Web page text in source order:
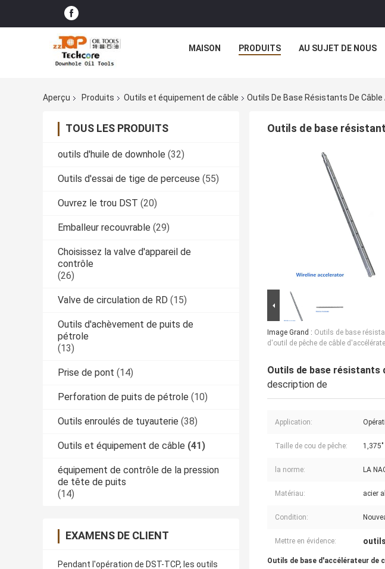
MAISON PRODUITS AU SUJET DE NOUS
Aperçu Produits Outils et équipement de câble Outils De Base Résistants De
TOUS LES PRODUITS
outils d'huile de downhole (32)
Outils d'essai de tige de perceuse (55)
Ouvrez le trou DST (20)
Emballeur recouvrable (29)
Choisissez la valve d'appareil de
contrôle
(26)
Valve de circulation de RD (15)
Outils d'achèvement de puits de
pétrole
(13)
Prise de pont (14)
Perforation de puits de pétrole (10)
Outils enroulés de tuyauterie (38)
Outils et équipement de câble (41)
équipement de contrôle de la pression
de tête de puits
(14)
EXAMENS DE CLIENT
Pendant l'opération de DST-TCP, les outils
Outils de base
Image Grand : Outils de base
d'outil de pêche de câble
Outils de base résistants
description de
Application:
Taille de cou de pêche: 1,375"
la norme: LA
Matériau: acier
Condition:
Mettre en évidence:
Outils de base d'accélérateur de